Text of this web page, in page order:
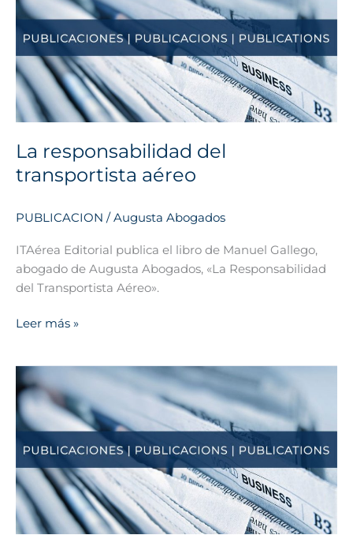
La responsabilidad del
transportista aéreo
PUBLICACION /Augusta Abogados
ITAérea Editorial publica el libro de Manuel Gallego,
abogado de Augusta Abogados, «La Responsabilidad
del Transportista Aéreo».
transportista
aéreo
Leer más »
Augusta
Abogados
participa
en
la
Edición
de
2021
de